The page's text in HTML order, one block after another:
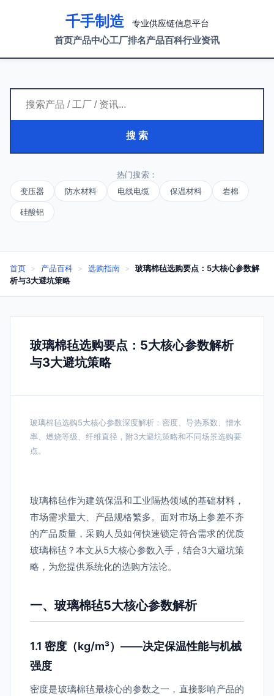
千手制造 专业供应链信息平台
首页产品中心工厂排名产品百科行业资讯
搜 索
热门搜索：
变压器
防水材料 电线电缆 保温材料 岩棉
硅酸铝
首页 > 产品百科 > 选购指南 >
玻璃棉毡选购要点：5大核心参数解
析与3大避坑策略
玻璃棉毡选购要点：5大核心参数解析
与3大避坑策略
玻璃棉毡选购5大核心参数深度解析：密度、导热系数、憎水
率、燃烧等级、纤维直径，附3大避坑策略和不同场景选购要
点。
玻璃棉毡作为建筑保温和工业隔热领域的基础材料，
市场需求量大、产品规格繁多。面对市场上参差不齐
的产品质量，采购人员如何快速锁定符合需求的优质
玻璃棉毡？本文从5大核心参数入手，结合3大避坑策
略，为您提供系统化的选购方法论。
一、玻璃棉毡5大核心参数解析
1.1 密度（kg/m³）——决定保温性能与机械
强度
密度是玻璃棉毡最核心的参数之一，直接影响产品的